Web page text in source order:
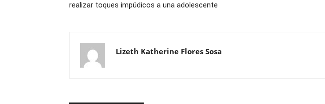
realizar toques impúdicos a una adolescente
Lizeth Katherine Flores Sosa